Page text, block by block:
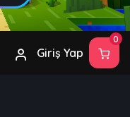
Giriş Yap
0